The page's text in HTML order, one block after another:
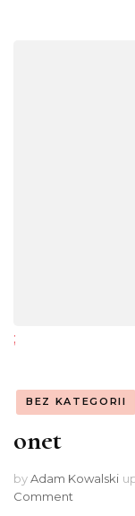
;
BEZ KATEGORII
onet
byAdam Kowalski
Comment